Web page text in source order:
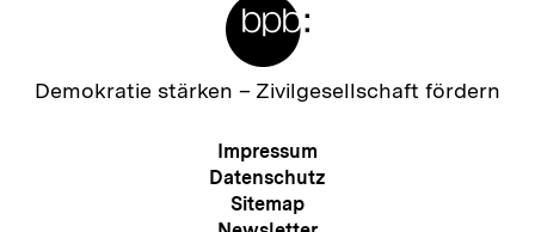
Zur
Demokratie stärken – Zivilgesellschaft fördern
Meta-
Navigation
Impressum
Datenschutz
Sitemap